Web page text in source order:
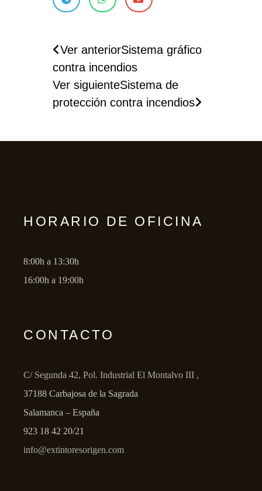
Ver anteriorSistema gráfico
contra incendios
Ver siguienteSistema de
protección contra incendios
HORARIO DE OFICINA
8:00h a 13:30h
16:00h a 19:00h
CONTACTO
C/ Segunda 42, Pol. Industrial El Montalvo III ,
37188 Carbajosa de la Sagrada
Salamanca – España
923 18 42 20/21
info@extintoresorigen.com